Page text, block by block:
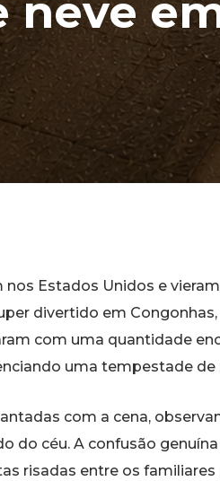
neve
Estados Unidos e
divertido em Congonhas,
com uma quantidade
uma tempestade de
com a cena,
do céu. A confusão
risadas entre os